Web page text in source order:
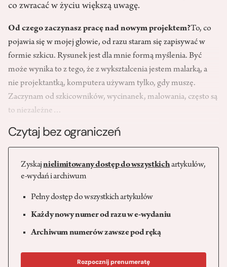
co zwracać w życiu większą uwagę.
Od czego zaczynasz pracę nad nowym projektem?To, co
pojawia się w mojej głowie, od razu staram się zapisywać w
formie szkicu. Rysunek jest dla mnie formą myślenia. Być
może wynika to z tego, że z wykształcenia jestem malarką, a
nie projektantką, komputera używam tylko, gdy muszę.
Zaczynam od szkicowników, wycinanek, malowania, często są
to niezależne…
Czytaj bez ograniczeń
Zyskajnielimitowany dostęp do wszystkichartykułów,
e-wydań i archiwum
Pełny dostęp do wszystkich artykułów
Każdy nowy numer od razu w e-wydaniu
Archiwum numerów zawsze pod ręką
Rozpocznij prenumeratę